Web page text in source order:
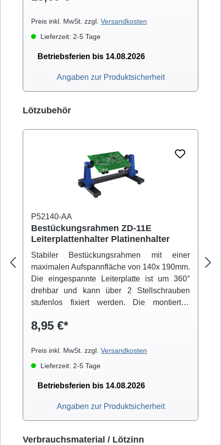
Preis inkl. MwSt. zzgl. Versandkosten
Lieferzeit: 2-5 Tage
Betriebsferien bis 14.08.2026
Angaben zur Produktsicherheit
Produktgalerie überspringen
Lötzubehör
P52140-AA
Bestückungsrahmen ZD-11E
Leiterplattenhalter Platinenhalter
Stabiler Bestückungsrahmen mit einer
maximalen Aufspannfläche von 140x 190mm.
Die eingespannte Leiterplatte ist um 360°
drehbar und kann über 2 Stellschrauben
stufenlos fixiert werden. Die montierten
Stand.
8,95 €*
Preis inkl. MwSt. zzgl. Versandkosten
Lieferzeit: 2-5 Tage
Betriebsferien bis 14.08.2026
Angaben zur Produktsicherheit
Produktgalerie überspringen
Verbrauchsmaterial / Lötzinn